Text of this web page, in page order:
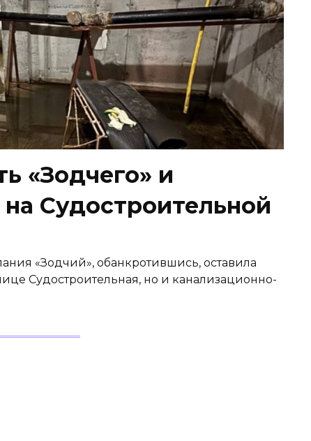
«Зодчего» и
Судостроительной
«Зодчий», обанкротившись, оставила
Судостроительная, но и канализационно-